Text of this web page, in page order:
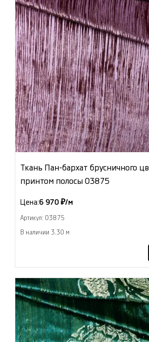
Ткань Пан-бархат брусничного
принтом полосы 03875
Цена:6 970 ₽/м
Артикул: 03875
В наличии 3.30 м